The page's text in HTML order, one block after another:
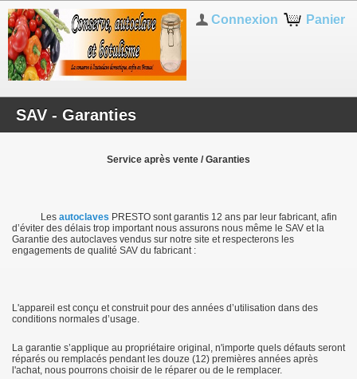
Panier
Connexion
SAV - Garanties
Service après vente / Garanties
Les autoclaves PRESTO sont garantis 12 ans par leur fabricant, afin
d’éviter des délais trop important nous assurons nous même le SAV et la
Garantie des autoclaves vendus sur notre site et respecterons les
engagements de qualité SAV du fabricant :
L'appareil est conçu et construit pour des années d’utilisation dans des
conditions normales d’usage.
La garantie s’applique au propriétaire original, n'importe quels défauts seront
réparés ou remplacés pendant les douze (12) premières années après
l'achat, nous pourrons choisir de le réparer ou de le remplacer.